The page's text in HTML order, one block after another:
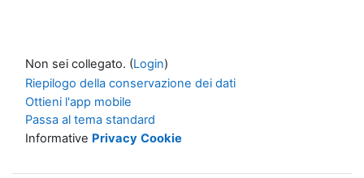
Non sei collegato. (Login)
Riepilogo della conservazione dei dati
Ottieni l'app mobile
Passa al tema standard
Informative Privacy Cookie